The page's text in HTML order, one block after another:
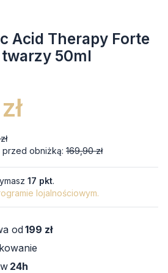
Acid Therapy Forte
twarzy 50ml
przed obniżką: 169,90 zł
17 pkt.
lojalnościowym.
od199 zł
24h